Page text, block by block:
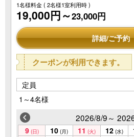
1名様料金( 2名様1室利用時 )
19,000円～23,000円
詳細/ご予約
クーポンが利用できます。
定員
1～4名様
2026/8/9～
9 (日) 10 (月) 11 (火) 12 (水)